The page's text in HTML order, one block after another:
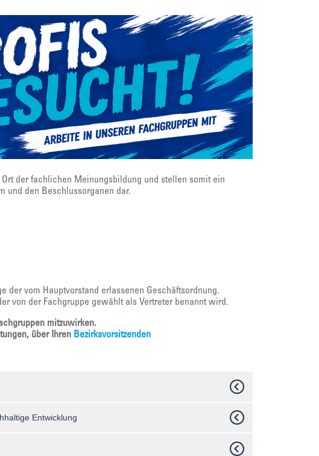
der fachlichen Meinungsbildung und stellen somit ein
und den Beschlussorganen dar.
der vom Hauptvorstand erlassenen Geschäftsordnung.
von der Fachgruppe gewählt als Vertreter benannt wird.
mitzuwirken.
über Ihren Bezirksvorsitzenden
Entwicklung